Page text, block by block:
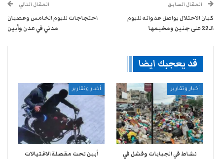
المقال السابق
كيان الاحتلال يواصل عدوانه لليوم
الـ22 على جنين ومخيمها
المقال التالي
احتجاجات لليوم الخامس وعصيان
مدني في عدن وأبين
قد يعجبك ايضا
أخبار وتقارير
نشاط في الجبايات وفشل في
أخبار وتقارير
أبين تحت مقصلة الاغتيالات